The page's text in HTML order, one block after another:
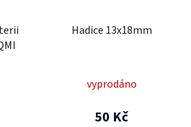
Hadice 13x18mm
vyprodáno
50 Kč